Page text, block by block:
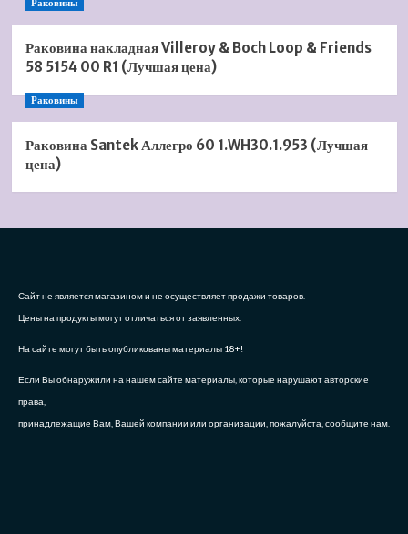
Раковины
Раковина накладная Villeroy & Boch Loop & Friends
58 5154 00 R1 (Лучшая цена)
Раковины
Раковина Santek Аллегро 60 1.WH30.1.953 (Лучшая
цена)
Сайт не является магазином и не осуществляет продажи товаров.
Цены на продукты могут отличаться от заявленных.
На сайте могут быть опубликованы материалы 18+!
Если Вы обнаружили на нашем сайте материалы, которые нарушают авторские
права,
принадлежащие Вам, Вашей компании или организации, пожалуйста, сообщите нам.